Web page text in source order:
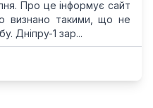
Про це інформує сайт
визнано такими, що не
Дніпру-1 зар...